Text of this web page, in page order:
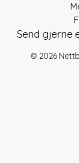
Send gjerne
© 2026